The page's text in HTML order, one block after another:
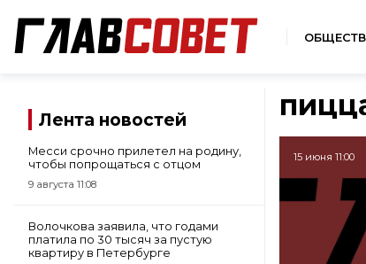
Лента новостей
Месси срочно прилетел на родину,
чтобы попрощаться с отцом
9 августа 11:08
Волочкова заявила, что годами
платила по 30 тысяч за пустую
квартиру в Петербурге
15 июня 11:00